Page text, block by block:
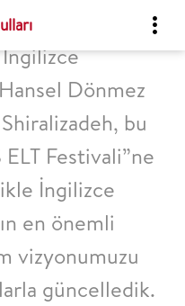
Dönmez
bu
Festivali”ne
İngilizce
en önemli
vizyonumuzu
güncelledik.